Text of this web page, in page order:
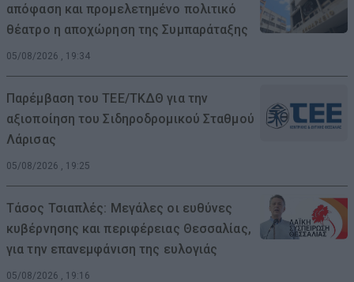
απόφαση και προμελετημένο πολιτικό
θέατρο η αποχώρηση της Συμπαράταξης
05/08/2026 , 19:34
Παρέμβαση του ΤΕΕ/ΤΚΔΘ για την
αξιοποίηση του Σιδηροδρομικού Σταθμού
Λάρισας
05/08/2026 , 19:25
Τάσος Τσιαπλές: Μεγάλες οι ευθύνες
κυβέρνησης και περιφέρειας Θεσσαλίας,
για την επανεμφάνιση της ευλογιάς
05/08/2026 , 19:16